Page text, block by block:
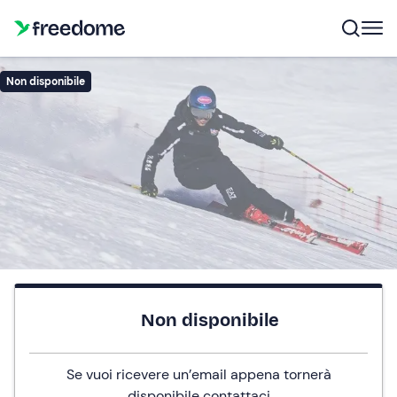
Non disponibile
Non disponibile
Se vuoi ricevere un’email appena tornerà